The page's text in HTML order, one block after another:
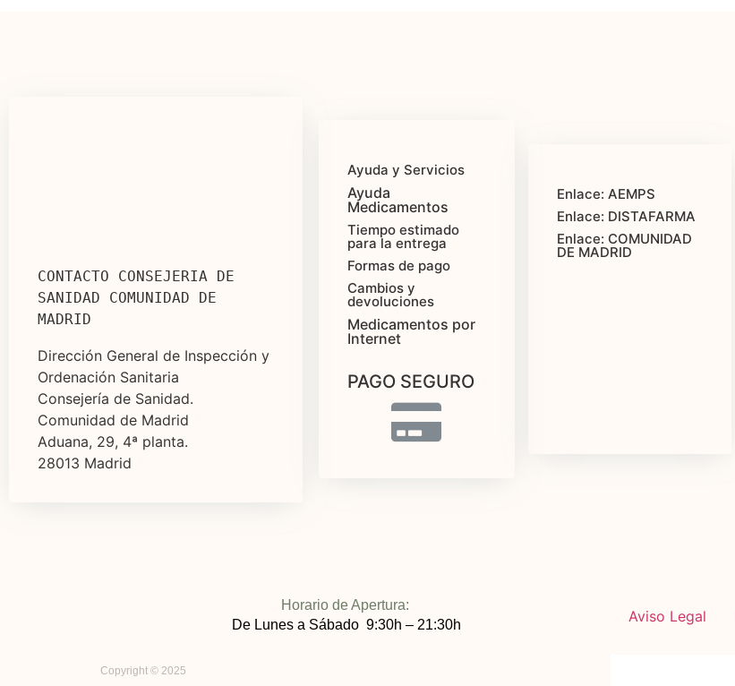
CONTACTO CONSEJERIA DE
SANIDAD COMUNIDAD DE
MADRID
Dirección General de Inspección y
Ordenación Sanitaria
Consejería de Sanidad.
Comunidad de Madrid
Aduana, 29, 4ª planta.
28013 Madrid
Ayuda y Servicios
Ayuda
Medicamentos
Tiempo estimado
para la entrega
Formas de pago
Cambios y
devoluciones
Medicamentos por
Internet
PAGO SEGURO
Enlace: AEMPS
Enlace: DISTAFARMA
Enlace: COMUNIDAD
DE MADRID
Horario de Apertura:
De Lunes a Sábado 9:30h – 21:30h
Copyright © 2025
Aviso Legal